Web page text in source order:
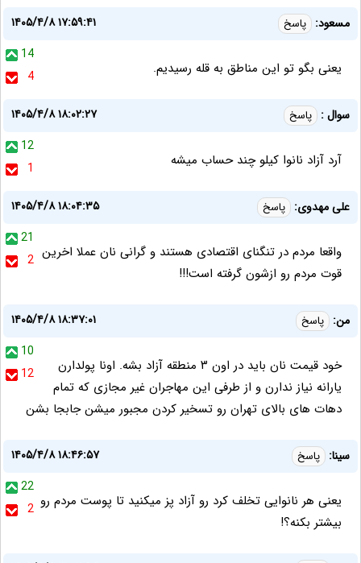
مسعود: پاسخ
۱۴۰۵/۴/۸ ۱۷:۵۹:۴۱
14
4
یعنی بگو تو این مناطق به قله رسیدیم.
سوال : پاسخ
۱۴۰۵/۴/۸ ۱۸:۰۲:۲۷
12
1
آرد آزاد نانوا کیلو چند حساب میشه
علی مهدوی: پاسخ
۱۴۰۵/۴/۸ ۱۸:۰۴:۳۵
21
2 واقعا مردم در تنگنای اقتصادی هستند و گرانی نان عملا اخرین
قوت مردم رو ازشون گرفته است!!!
من: پاسخ
۱۴۰۵/۴/۸ ۱۸:۳۷:۰۱
10
12
خود قیمت نان باید در اون ۳ منطقه آزاد بشه. اونا پولدارن
یارانه نیاز ندارن و از طرفی این مهاجران غیر مجازی که تمام
دهات های بالای تهران رو تسخیر کردن مجبور میشن جابجا بشن
سینا: پاسخ
۱۴۰۵/۴/۸ ۱۸:۴۶:۵۷
22
2 یعنی هر نانوایی تخلف کرد رو آزاد پز میکنید تا پوست مردم رو
بیشتر بکنه؟!